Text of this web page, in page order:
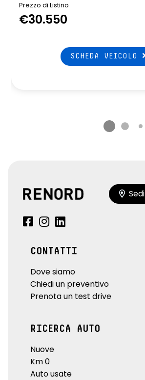
Prezzo di Listino
€30.550
SCHEDA VEICOLO
Sedi
CONTATTI
Dove siamo
Chiedi un preventivo
Prenota un test drive
RICERCA AUTO
Nuove
Km 0
Auto usate